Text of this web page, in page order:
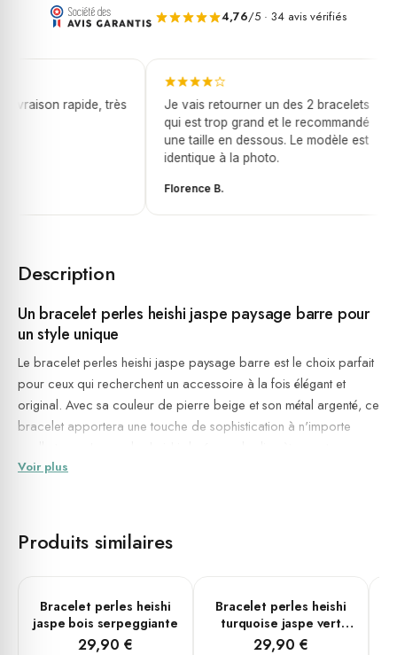
4,76/5 · 34 avis vérifiés
rapide, très
Je vais retourner un des 2 bracelets
qui est trop grand et le recommandé
une taille en dessous. Le modèle est
identique à la photo.
Florence B.
Description
Un bracelet perles heishi jaspe paysage barre pour
un style unique
Le bracelet perles heishi jaspe paysage barre est le choix parfait
pour ceux qui recherchent un accessoire à la fois élégant et
original. Avec sa couleur de pierre beige et son métal argenté, ce
bracelet apportera une touche de sophistication à n'importe
fabriquées en acier, ce qui garantit une durabilité exceptionnelle.
Un bijou qui apporte énergie et équilibre
bracelet, est réputé pour ses propriétés énergétiques bénéfiques.
Il est connu pour favoriser l'équilibre émotionnel, la stabilité et la
confiance en soi. En portant ce bracelet, vous pourrez ressentir
Voir plus
Produits similaires
PLUSIEURS TAILLES
Bracelet perles heishi
jaspe bois serpeggiante
29,90 €
PLUSIEURS TAILLES
Bracelet perles heishi
turquoise jaspe vert
coconut
29,90 €